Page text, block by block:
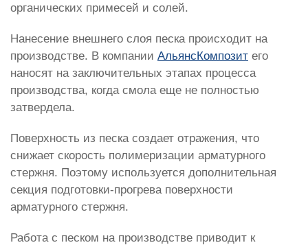
органических примесей и солей.
Нанесение внешнего слоя песка происходит на
производстве. В компании АльянсКомпозит его
наносят на заключительных этапах процесса
производства, когда смола еще не полностью
затвердела.
Поверхность из песка создает отражения, что
снижает скорость полимеризации арматурного
стержня. Поэтому используется дополнительная
секция подготовки-прогрева поверхности
арматурного стержня.
Работа с песком на производстве приводит к